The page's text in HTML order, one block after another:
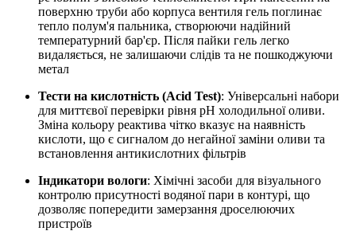
поверхню труби або корпуса вентиля гель поглинає
тепло полум'я пальника, створюючи надійний
температурний бар'єр. Після пайки гель легко
видаляється, не залишаючи слідів та не пошкоджуючи
метал
Тести на кислотність (Acid Test): Універсальні набори
для миттєвої перевірки рівня pH холодильної оливи.
Зміна кольору реактива чітко вказує на наявність
кислоти, що є сигналом до негайної заміни оливи та
встановлення антикислотних фільтрів
Індикатори вологи: Хімічні засоби для візуального
контролю присутності водяної пари в контурі, що
дозволяє попередити замерзання дроселюючих
пристроїв